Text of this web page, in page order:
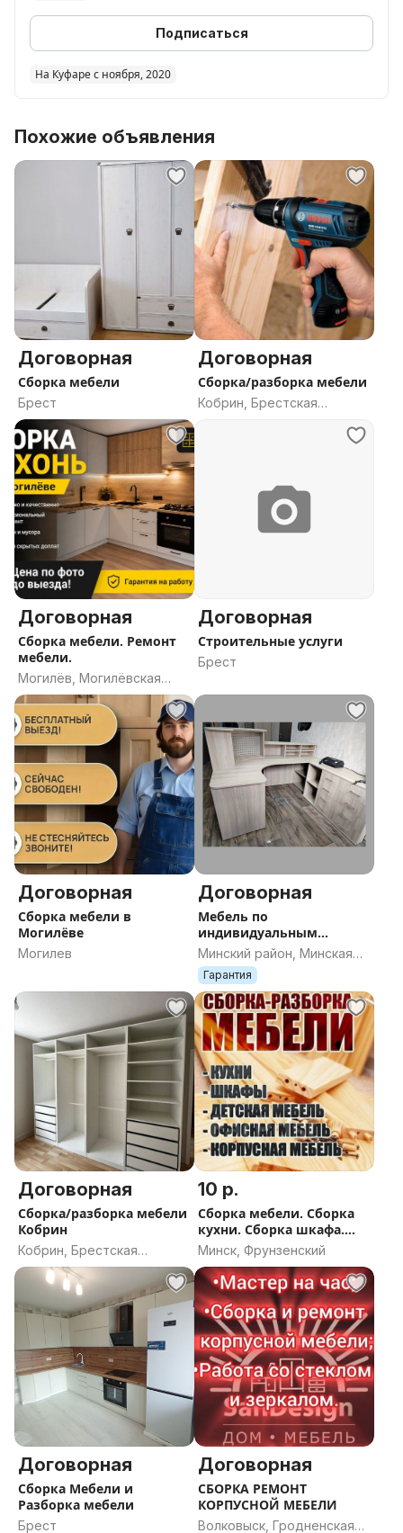
Подписаться
На Куфаре с ноября, 2020
Похожие объявления
Договорная
Сборка мебели
Брест
Договорная
Сборка/разборка мебели
Кобрин, Брестская
Договорная
Сборка мебели. Ремонт
мебели.
Могилёв, Могилёвская
область
Договорная
Строительные услуги
Брест
Договорная
Сборка мебели в
Могилёве
Могилев
Договорная
Мебель по
индивидуальным
размерам любой
сложности
Минский район, Минская
область
Гарантия
Договорная
Сборка/разборка мебели
Кобрин
Кобрин, Брестская
область
10 р.
Сборка мебели. Сборка
кухни. Сборка шкафа.
Сборка офисной и
корпусной мебели.
Минск, Фрунзенский
Договорная
Сборка Мебели и
Разборка мебели
Брест
Договорная
СБОРКА РЕМОНТ
КОРПУСНОЙ МЕБЕЛИ
Волковыск, Гродненская